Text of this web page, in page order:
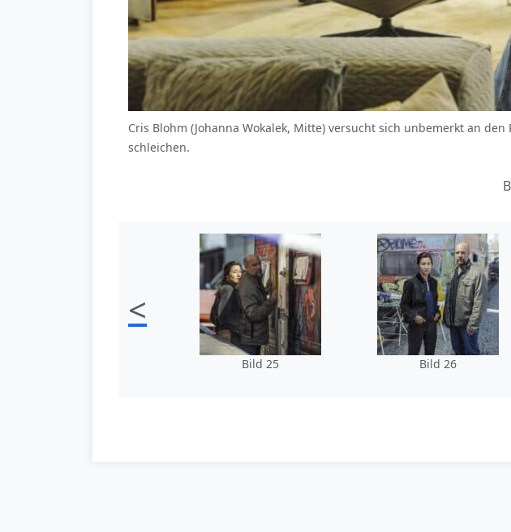
Cris Blohm (Johanna Wokalek, Mitte) versucht sich unbemerkt an
schleichen.
<
Bild 25 Bild 26